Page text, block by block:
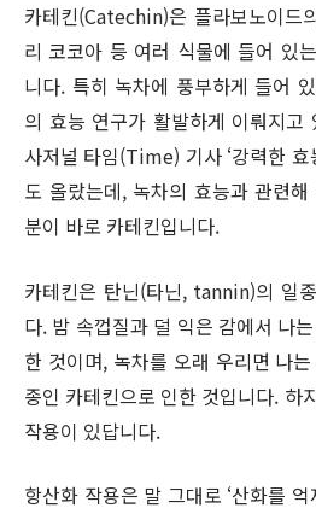
카테킨(Catechin)은 플라보노이드
리 코코아 등 여러 식물에 들어 있
니다. 특히 녹차에 풍부하게 들어
의 효능 연구가 활발하게 이뤄지고
사저널 타임(Time) 기사 ‘강력한 효
도 올랐는데, 녹차의 효능과 관련
분이 바로 카테킨입니다.
카테킨은 탄닌(타닌, tannin)의 일
다. 밤 속껍질과 덜 익은 감에서 나
한 것이며, 녹차를 오래 우리면 나
종인 카테킨으로 인한 것입니다. 하
작용이 있답니다.
항산화 작용은 말 그대로 ‘산화를